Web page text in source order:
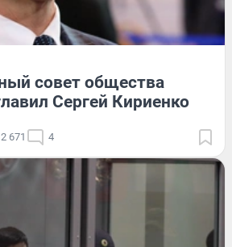
совет общества
Сергей Кириенко
2 671 4